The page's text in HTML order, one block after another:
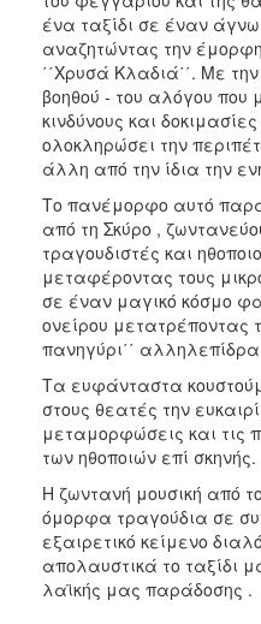
ένα ταξίδι σε έναν
αναζητώντας την
΄΄Χρυσά Κλαδιά΄΄. Με
βοηθού - του αλόγου που
κινδύνους και
ολοκληρώσει την
άλλη από την ίδια την
Το πανέμορφο αυτό
από τη Σκύρο ,
τραγουδιστές και
μεταφέροντας τους
σε έναν μαγικό κόσμο
ονείρου μετατρέποντας
πανηγύρι΄΄
Τα ευφάνταστα
στους θεατές την
μεταμορφώσεις και
των ηθοποιών επί σκηνής.
Η ζωντανή μουσική από
όμορφα τραγούδια σε
εξαιρετικό κείμενο
απολαυστικά το ταξίδι
λαϊκής μας παράδοσης .